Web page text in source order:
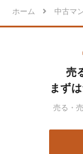
ホーム 中古マ
売
まず
売る・